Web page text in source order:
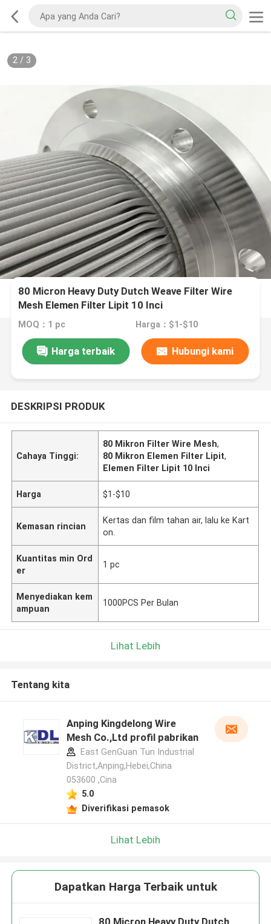
2/ 3
80 Micron Heavy Duty Dutch Weave Filter Wire
Mesh Elemen Filter Lipit 10 Inci
MOQ：1 pc Harga：$1-$10
Harga terbaik Hubungi kami
DESKRIPSI PRODUK
Cahaya Tinggi:
80 Mikron Filter Wire Mesh,
80 Mikron Elemen Filter Lipit,
Elemen Filter Lipit 10 Inci
Harga $1-$10
Kemasan rincian
Kertas dan film tahan air, lalu ke Kart
on.
Kuantitas min Ord
er
1 pc
Menyediakan kem
ampuan
1000PCS Per Bulan
Lihat Lebih
Tentang kita
Anping Kingdelong Wire
Mesh Co.,Ltd profil pabrikan
East GenGuan Tun Industrial
District,Anping,Hebei,China
053600 ,Cina
5.0
Diverifikasi pemasok
Lihat Lebih
Dapatkan Harga Terbaik untuk